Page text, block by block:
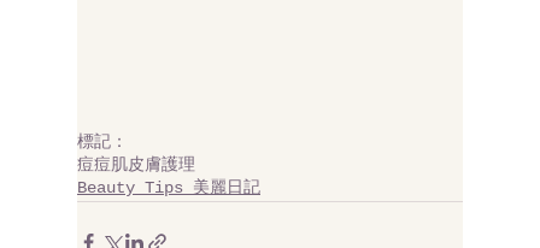
標記：
痘痘肌皮膚護理
Beauty Tips 美麗日記